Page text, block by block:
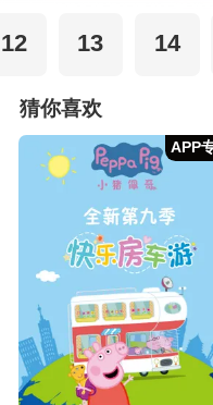
12 13 14
猜你喜欢
APP